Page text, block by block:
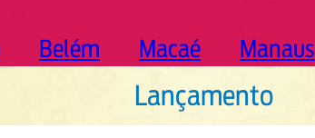
Belém Macaé Manaus
Lançamento